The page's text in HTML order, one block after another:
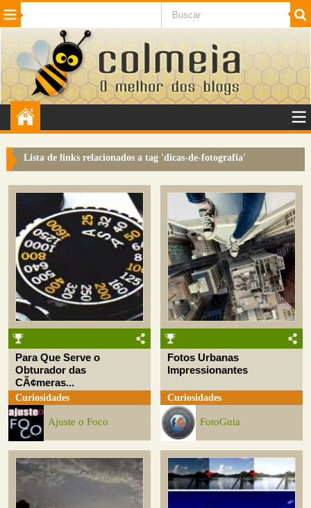
Beleza Cinema e TV
Internet Jogos NotÃ­cias SaÃºde
VeÃ­culos Adulto
Sugerir Link
Colmeia Exchange
Perguntas Frequentes
Sobre
Contato
Lista de links relacionados a tag 'dicas-de-fotografia'
Para Que Serve o
Obturador das
CÃ¢meras...
Curiosidades
Ajuste o Foco
Fotos Urbanas
Impressionantes
Curiosidades
FotoGuia